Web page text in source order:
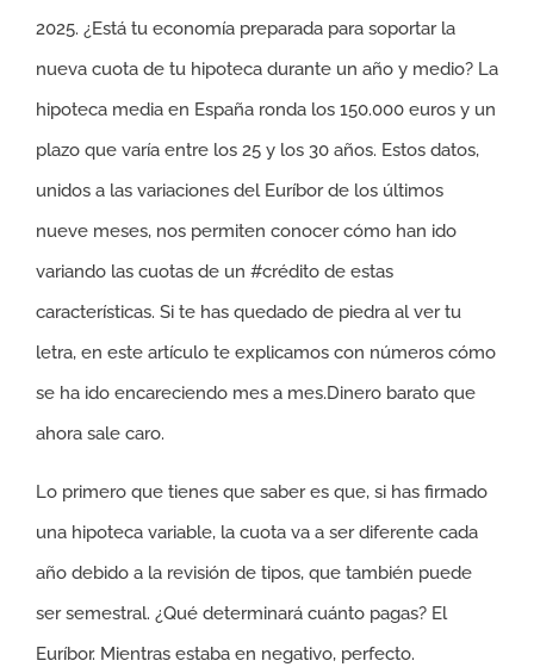
2025. ¿Está tu economía preparada para soportar la
nueva cuota de tu hipoteca durante un año y medio? La
hipoteca media en España ronda los 150.000 euros y un
plazo que varía entre los 25 y los 30 años. Estos datos,
unidos a las variaciones del Euríbor de los últimos
nueve meses, nos permiten conocer cómo han ido
variando las cuotas de un #crédito de estas
características. Si te has quedado de piedra al ver tu
letra, en este artículo te explicamos con números cómo
se ha ido encareciendo mes a mes.Dinero barato que
ahora sale caro.
Lo primero que tienes que saber es que, si has firmado
una hipoteca variable, la cuota va a ser diferente cada
año debido a la revisión de tipos, que también puede
ser semestral. ¿Qué determinará cuánto pagas? El
Euríbor. Mientras estaba en negativo, perfecto.